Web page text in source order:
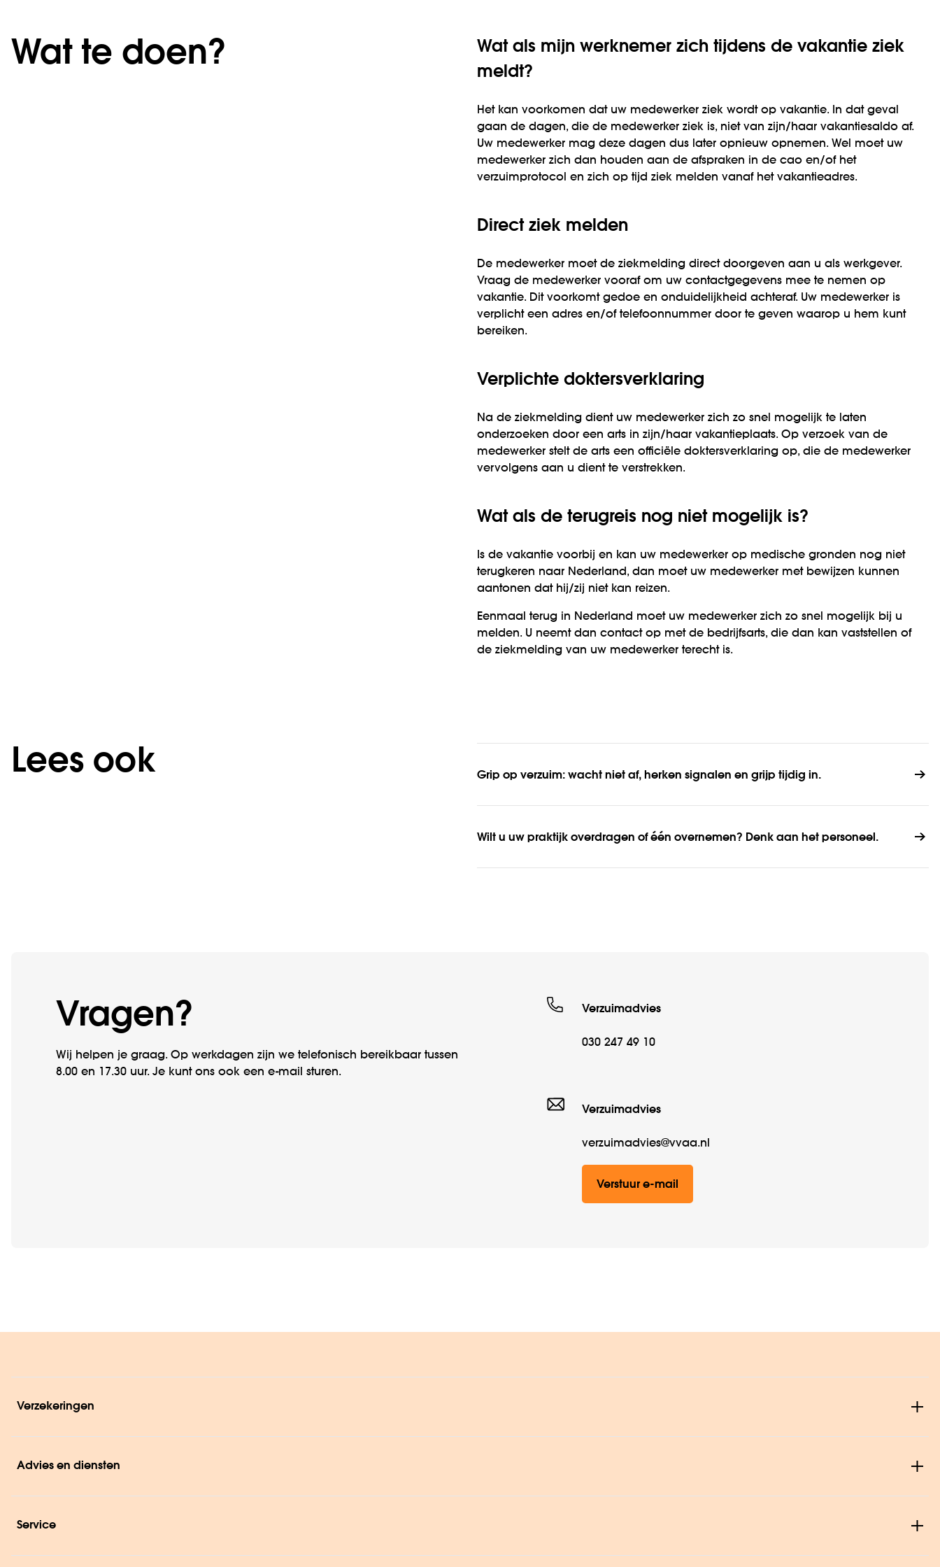
Wat te doen?
Wat als mijn werknemer zich tijdens de vakantie ziek
meldt?
Het kan voorkomen dat uw medewerker ziek wordt op vakantie. In dat geval
gaan de dagen, die de medewerker ziek is, niet van zijn/haar vakantiesaldo af.
Uw medewerker mag deze dagen dus later opnieuw opnemen. Wel moet uw
medewerker zich dan houden aan de afspraken in de cao en/of het
verzuimprotocol en zich op tijd ziek melden vanaf het vakantieadres.
Direct ziek melden
De medewerker moet de ziekmelding direct doorgeven aan u als werkgever.
Vraag de medewerker vooraf om uw contactgegevens mee te nemen op
vakantie. Dit voorkomt gedoe en onduidelijkheid achteraf. Uw medewerker is
verplicht een adres en/of telefoonnummer door te geven waarop u hem kunt
bereiken.
Verplichte doktersverklaring
Na de ziekmelding dient uw medewerker zich zo snel mogelijk te laten
onderzoeken door een arts in zijn/haar vakantieplaats. Op verzoek van de
medewerker stelt de arts een officiële doktersverklaring op, die de medewerker
vervolgens aan u dient te verstrekken.
Wat als de terugreis nog niet mogelijk is?
Is de vakantie voorbij en kan uw medewerker op medische gronden nog niet
terugkeren naar Nederland, dan moet uw medewerker met bewijzen kunnen
aantonen dat hij/zij niet kan reizen.
Eenmaal terug in Nederland moet uw medewerker zich zo snel mogelijk bij u
melden. U neemt dan contact op met de bedrijfsarts, die dan kan vaststellen of
de ziekmelding van uw medewerker terecht is.
Lees ook Grip op verzuim: wacht niet af, herken signalen en grijp tijdig in.
Wilt u uw praktijk overdragen of één overnemen? Denk aan het personeel.
Vragen?
Wij helpen je graag. Op werkdagen zijn we telefonisch bereikbaar tussen
8.00 en 17.30 uur. Je kunt ons ook een e-mail sturen.
Verzuimadvies
030 247 49 10
Verzuimadvies
verzuimadvies@vvaa.nl
Verstuur e-mail
Verzekeringen
Advies en diensten
Service